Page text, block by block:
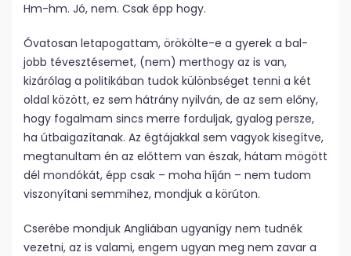
Hm-hm. Jó, nem. Csak épp hogy.
Óvatosan letapogattam, örökölte-e a gyerek a bal-
jobb tévesztésemet, (nem) merthogy az is van,
kizárólag a politikában tudok különbséget tenni a két
oldal között, ez sem hátrány nyilván, de az sem előny,
hogy fogalmam sincs merre forduljak, gyalog persze,
ha útbaigazítanak. Az égtájakkal sem vagyok kisegítve,
megtanultam én az előttem van észak, hátam mögött
dél mondókát, épp csak – moha híján – nem tudom
viszonyítani semmihez, mondjuk a körúton.
Cserébe mondjuk Angliában ugyanígy nem tudnék
vezetni, az is valami, engem ugyan meg nem zavar a